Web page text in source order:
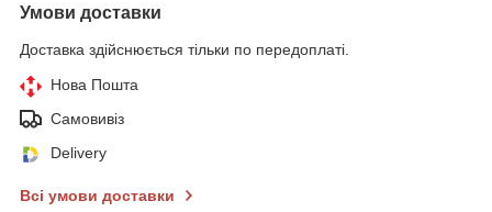
Умови доставки
Доставка здійснюється тільки по передоплаті.
Нова Пошта
Самовивіз
Delivery
Всі умови доставки